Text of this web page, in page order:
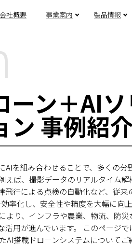
会社概要 事業案内 製品情報
ーン＋AI
ン 事例紹
AIを組み合わせることで、多くの分
えば、撮影データのリアルタイム
飛行による点検の自動化など、従
率化し、安全性や精度を大幅に向
より、インフラや農業、物流、防
活用が進んでいます。 このページ
たAI搭載ドローンシステムについてご